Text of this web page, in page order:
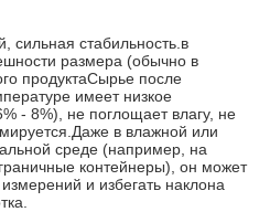
сильная стабильность.в
размера (обычно в
продуктаСырье после
имеет низкое
- 8%), не поглощает влагу, не
в влажной или
среде (например, на
контейнеры), он может
и избегать наклона